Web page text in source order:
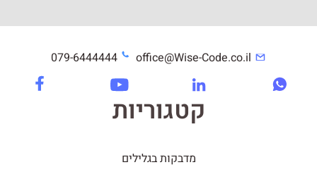
079-6444444 office@Wise-Code.co.il
קטגוריות
מדבקות בגלילים